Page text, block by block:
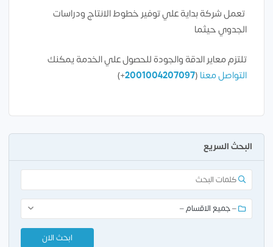
تعمل شركة بداية علي توفير خطوط الانتاج ودراسات
الجدوي حيثما
تلتزم معاير الدقة والجودة للحصول علي الخدمة يمكنك
التواصل معنا (
2001004207097
+)
البحث السريع